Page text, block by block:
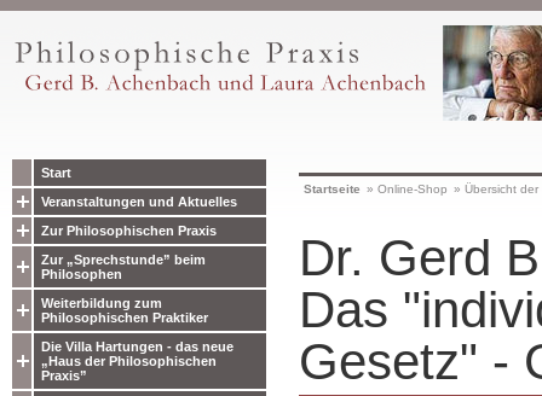
Start
Veranstaltungen und Aktuelles
Zur Philosophischen Praxis
Zur „Sprechstunde” beim
Philosophen
Weiterbildung zum
Philosophischen Praktiker
Die Villa Hartungen - das neue
„Haus der Philosophischen
Praxis”
Startseite » Online-Shop » Übersicht
Dr. Gerd
Das
Gesetz" -